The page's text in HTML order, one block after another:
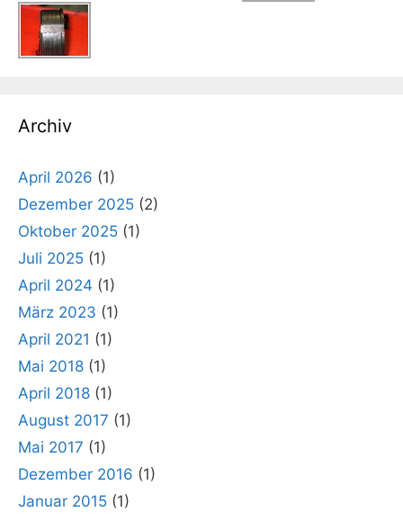
Archiv
April 2026 (1)
Dezember 2025 (2)
Oktober 2025 (1)
Juli 2025 (1)
April 2024 (1)
März 2023 (1)
April 2021 (1)
Mai 2018 (1)
April 2018 (1)
August 2017 (1)
Mai 2017 (1)
Dezember 2016 (1)
Januar 2015 (1)